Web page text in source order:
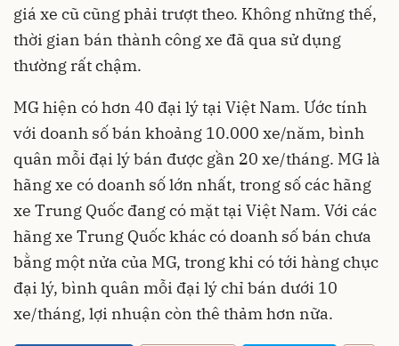
giá xe cũ cũng phải trượt theo. Không những thế,
thời gian bán thành công xe đã qua sử dụng
thường rất chậm.
MG hiện có hơn 40 đại lý tại Việt Nam. Ước tính
với doanh số bán khoảng 10.000 xe/năm, bình
quân mỗi đại lý bán được gần 20 xe/tháng. MG là
hãng xe có doanh số lớn nhất, trong số các hãng
xe Trung Quốc đang có mặt tại Việt Nam. Với các
hãng xe Trung Quốc khác có doanh số bán chưa
bằng một nửa của MG, trong khi có tới hàng chục
đại lý, bình quân mỗi đại lý chỉ bán dưới 10
xe/tháng, lợi nhuận còn thê thảm hơn nữa.